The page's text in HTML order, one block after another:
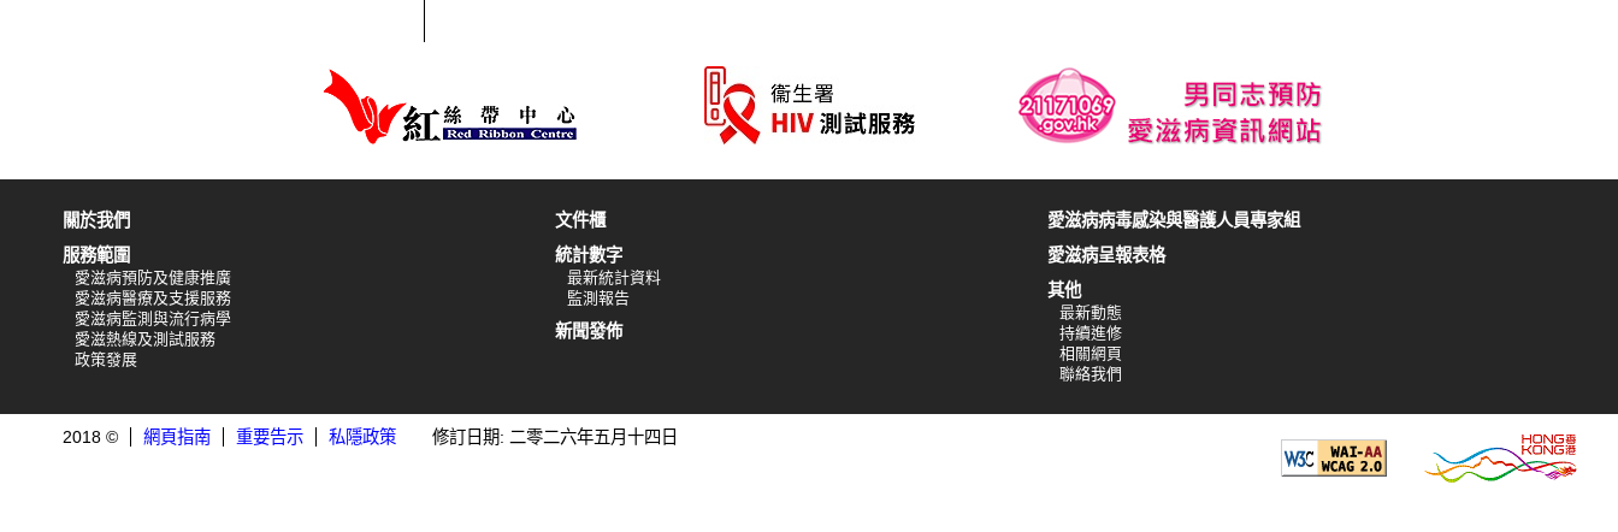
關於我們
服務範圍
愛滋病預防及健康推廣
愛滋病醫療及支援服務
愛滋病監測與流行病學
愛滋熱線及測試服務
政策發展
文件櫃
統計數字
最新統計資料
監測報告
新聞發佈
愛滋病病毒感染與醫護人員專家組
愛滋病呈報表格
其他
最新動態
持續進修
相關網頁
聯絡我們
2018 © 網頁指南 重要告示 私隱政策 修訂日期: 二零二六年五月十四日